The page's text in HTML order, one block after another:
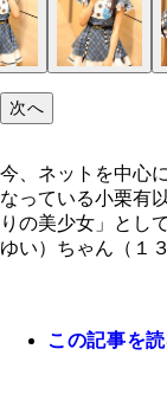
次へ
今、ネットを中心
なっている小栗有
りの美少女」とし
ゆい）ちゃん（１
この記事を